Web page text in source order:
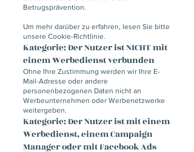
Betrugsprävention.
Um mehr darüber zu erfahren, lesen Sie bitte
unsere Cookie-Richtlinie.
Kategorie: Der Nutzer ist NICHT mit
einem Werbedienst verbunden
Ohne Ihre Zustimmung werden wir Ihre E-
Mail-Adresse oder andere
personenbezogenen Daten nicht an
Werbeunternehmen oder Werbenetzwerke
weitergeben.
Kategorie: Der Nutzer ist mit einem
Werbedienst, einem Campaign
Manager oder mit Facebook Ads